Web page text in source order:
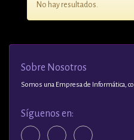
No hay resultados.
Sobre Nosotros
Somos una Empresa de Informática,
Síguenos en: